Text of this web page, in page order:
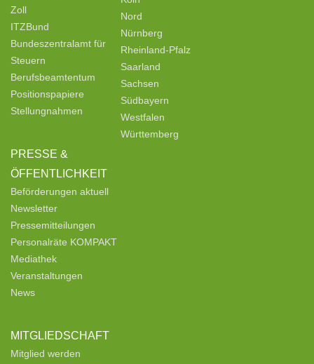
Zoll
ITZBund
Bundeszentralamt für
Steuern
Berufsbeamtentum
Positionspapiere
Stellungnahmen
PRESSE &
ÖFFENTLICHKEIT
Beförderungen aktuell
Newsletter
Pressemitteilungen
Personalräte KOMPAKT
Mediathek
Veranstaltungen
News
MITGLIEDSCHAFT
Mitglied werden
Nord
Nürnberg
Rheinland-Pfalz
Saarland
Sachsen
Südbayern
Westfalen
Württemberg